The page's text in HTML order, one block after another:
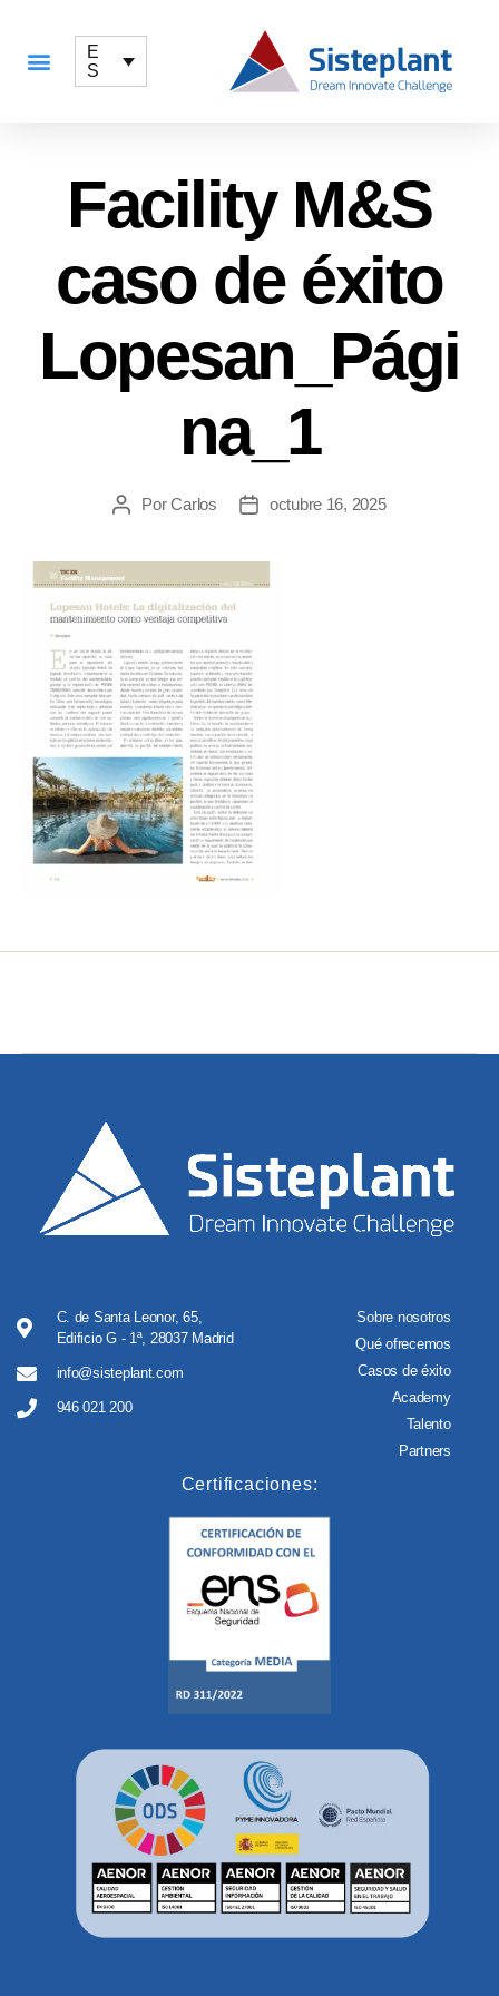
E
S
Facility M&S
caso de éxito
Lopesan_Pági
na_1
PorCarlos octubre 16, 2025
C. de Santa Leonor, 65,
Edificio G - 1ª, 28037 Madrid
info@sisteplant.com
946 021 200
Sobre nosotros
Qué ofrecemos
Casos de éxito
Academy
Talento
Partners
Certificaciones: